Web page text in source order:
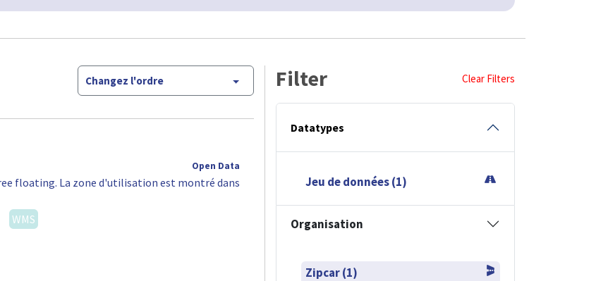
Changez l'ordre
Open Data
floating. La zone d'utilisation est montré dans
WMS
Filter Clear Filters
Datatypes
Jeu de données (1)
Organisation
Zipcar (1)